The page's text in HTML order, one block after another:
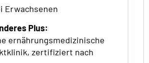
Erwachsenen
Plus:
ernährungsmedizinische
zertifiziert nach